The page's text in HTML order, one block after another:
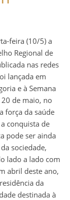
Regional de
nas redes
lançada em
e à Semana
de maio, no
força da saúde
conquista de
pode ser ainda
sociedade,
lado a lado com
abril deste ano,
da
destinada à